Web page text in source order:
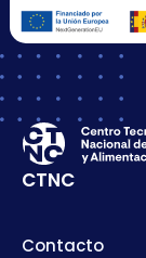
CTNC
Contacto